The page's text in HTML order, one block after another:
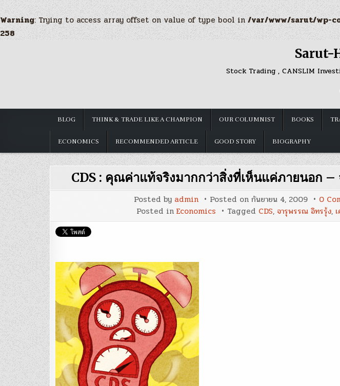
Warning: Trying to access array offset on value of type bool in/var/www/sarut/wp-
258
Sarut-
Stock Trading , CANSLIM
BLOG THINK & TRADE LIKE A CHAMPION OUR COLUMNIST BOOKS
ECONOMICS RECOMMENDED ARTICLE GOOD STORY BIOGRAPHY
CDS : คุณค่าแท้จริงมากกว่าสิ่งที่เห็นแค่ภายนอก –
Posted by admin Posted on กันยายน 4, 2009 0
Posted in Economics Tagged CDS, จารุพรรณ อิทรรุ้ง,